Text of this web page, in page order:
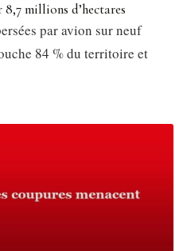
millions d’hectares
par avion sur neuf
84 % du territoire et